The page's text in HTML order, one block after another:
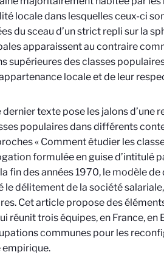
locale dans lesquelles ceux-ci
du sceau d’un strict repli sur la
apparaissent au contraire
supérieures des classes
locale et de leur
dernier texte pose les jalons d’une
populaires dans différents
« Comment étudier les
formulée en guise d’intitulé
fin des années 1970, le modèle
le délitement de la société
Cet article propose des
réunit trois équipes, en France, en
communes pour les
empirique.